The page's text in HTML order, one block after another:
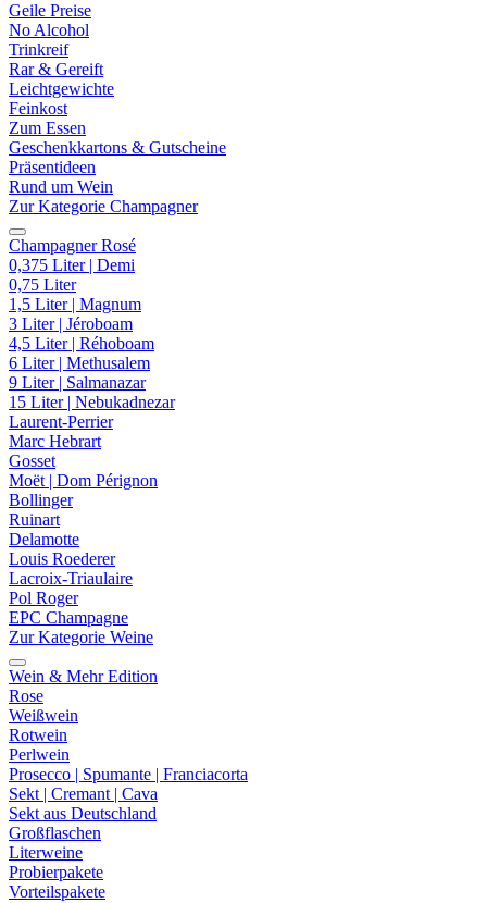
Geile Preise
No Alcohol
Trinkreif
Rar & Gereift
Leichtgewichte
Feinkost
Zum Essen
Geschenkkartons & Gutscheine
Präsentideen
Rund um Wein
Zur Kategorie Champagner
Champagner Rosé
0,375 Liter | Demi
0,75 Liter
1,5 Liter | Magnum
3 Liter | Jéroboam
4,5 Liter | Réhoboam
6 Liter | Methusalem
9 Liter | Salmanazar
15 Liter | Nebukadnezar
Laurent-Perrier
Marc Hebrart
Gosset
Moët | Dom Pérignon
Bollinger
Ruinart
Delamotte
Louis Roederer
Lacroix-Triaulaire
Pol Roger
EPC Champagne
Zur Kategorie Weine
Wein & Mehr Edition
Rose
Weißwein
Rotwein
Perlwein
Prosecco | Spumante | Franciacorta
Sekt | Cremant | Cava
Sekt aus Deutschland
Großflaschen
Literweine
Probierpakete
Vorteilspakete